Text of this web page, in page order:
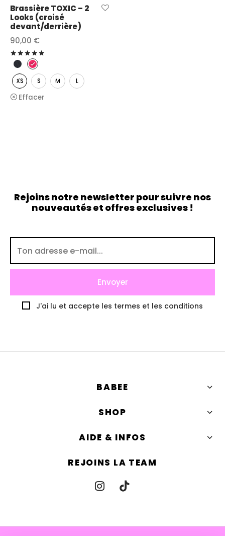
Brassière TOXIC – 2
Looks (croisé
devant/derrière)
90,00 €
XS S M L
Effacer
Rejoins notre newsletter pour suivre nos
nouveautés et offres exclusives !
J'ai lu et accepte les termes et les conditions
BABEE
SHOP
AIDE & INFOS
REJOINS LA TEAM